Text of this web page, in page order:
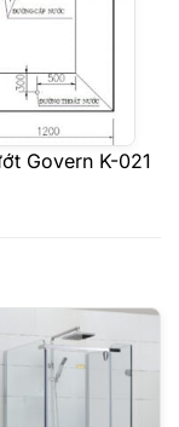
Govern K-021